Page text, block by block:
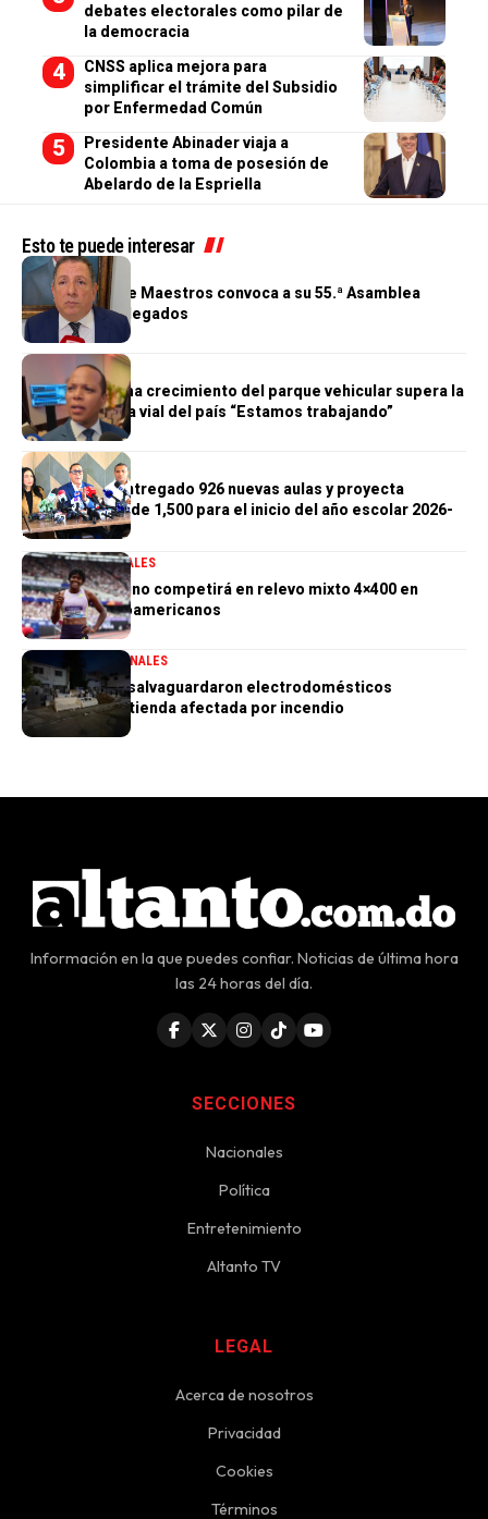
debates electorales como pilar de
la democracia
CNSS aplica mejora para
simplificar el trámite del Subsidio
por Enfermedad Común
Presidente Abinader viaja a
Colombia a toma de posesión de
Abelardo de la Espriella
Esto te puede interesar
GENERALES
Cooperativa de Maestros convoca a su 55.ª Asamblea
General de Delegados
GENERALES
Morrison afirma crecimiento del parque vehicular supera la
infraestructura vial del país “Estamos trabajando”
GENERALES
Gobierno ha entregado 926 nuevas aulas y proyecta
alcanzar meta de 1,500 para el inicio del año escolar 2026-
2027
DEPORTESGENERALES
Marileidy Paulino competirá en relevo mixto 4×400 en
Juegos Centroamericanos
GENERALES NACIONALES
PN aclara que salvaguardaron electrodomésticos
sustraídos de tienda afectada por incendio
Información en la que puedes confiar. Noticias de última hora
las 24 horas del día.
SECCIONES
Nacionales
Política
Entretenimiento
Altanto TV
LEGAL
Acerca de nosotros
Privacidad
Cookies
Términos